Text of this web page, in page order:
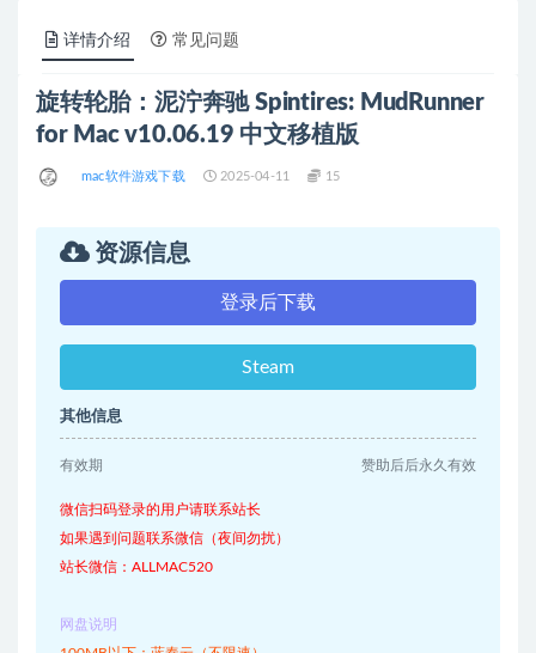
详情介绍 常见问题
旋转轮胎：泥泞奔驰 Spintires: MudRunner
for Mac v10.06.19 中文移植版
mac软件游戏下载 2025-04-11 15
资源信息
登录后下载
Steam
其他信息
有效期 赞助后后永久有效
微信扫码登录的用户请联系站长
如果遇到问题联系微信（夜间勿扰）
站长微信：ALLMAC520
网盘说明